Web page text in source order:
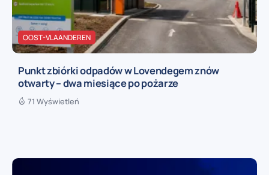
OOST-VLAANDEREN
Punkt zbiórki odpadów w Lovendegem znów
otwarty – dwa miesiące po pożarze
71 Wyświetleń